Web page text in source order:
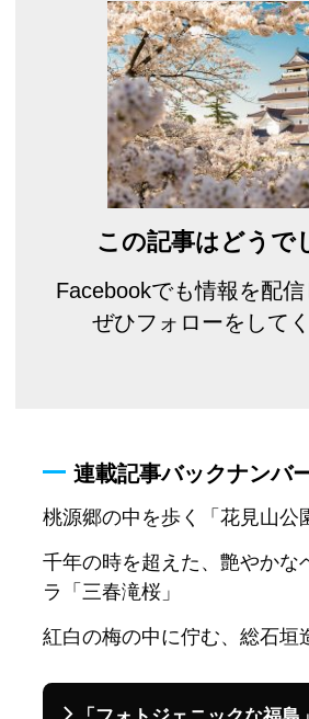
この記事はどうで
Facebookでも情報を配信
ぜひフォローをしてく
連載記事バックナンバ
桃源郷の中を歩く「花見山公
千年の時を超えた、艶やかな
ラ「三春滝桜」
紅白の梅の中に佇む、総石垣